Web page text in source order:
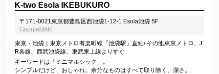
K-two Esola IKEBUKURO
〒171-0021東京都豊島区西池袋1-12-1 Esola池袋 5F
GoogleMAP
東京・池袋｜東京メトロ有楽町線「池袋駅」直結/ その他東京メトロ、J
R各線、西武池袋線、東武東上線よりすぐ
キーワードは「ミニマルシック」。
シンプルだけど、おしゃれ。余分なものはすべて取り除く、潔さ。